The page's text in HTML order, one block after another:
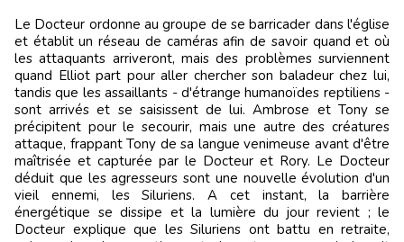
Le Docteur ordonne au groupe de se barricader dans l'église
et établit un réseau de caméras afin de savoir quand et où
les attaquants arriveront, mais des problèmes surviennent
quand Elliot part pour aller chercher son baladeur chez lui,
tandis que les assaillants - d'étrange humanoïdes reptiliens -
sont arrivés et se saisissent de lui. Ambrose et Tony se
précipitent pour le secourir, mais une autre des créatures
attaque, frappant Tony de sa langue venimeuse avant d'être
maîtrisée et capturée par le Docteur et Rory. Le Docteur
déduit que les agresseurs sont une nouvelle évolution d'un
vieil ennemi, les Siluriens. A cet instant, la barrière
énergétique se dissipe et la lumière du jour revient ; le
Docteur explique que les Siluriens ont battu en retraite,